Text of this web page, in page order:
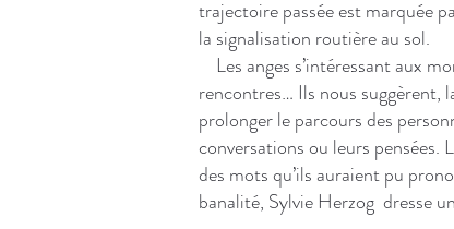
trajectoire passée est marquée
la signalisation routière au sol.
Les anges s’intéressant aux
rencontres… Ils nous suggèrent,
prolonger le parcours des
conversations ou leurs pensées.
des mots qu’ils auraient pu
banalité, Sylvie Herzog dresse